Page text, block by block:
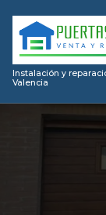
content
Instalación y
Valencia